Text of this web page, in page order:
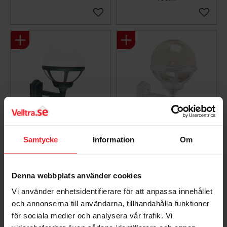
Samtycke Information Om
Denna webbplats använder cookies
Vi använder enhetsidentifierare för att anpassa innehållet
och annonserna till användarna, tillhandahålla funktioner
för sociala medier och analysera vår trafik. Vi
Gem som favorit Gem
Vægarmatur Bologna
Up, Sort/Opal, 46W,
7042893610068
753DKK
Gem som favorit
Vægarmatur Bologna
750DKK
Gem